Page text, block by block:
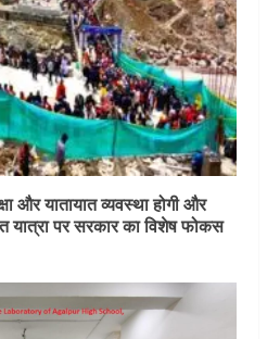
और यातायात व्यवस्था होगी और
यात्रा पर सरकार का विशेष फोकस